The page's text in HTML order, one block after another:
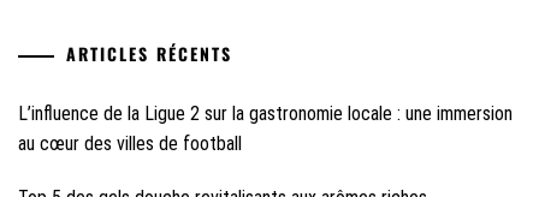
ARTICLES RÉCENTS
L’influence de la Ligue 2 sur la gastronomie locale : une immersion
au cœur des villes de football